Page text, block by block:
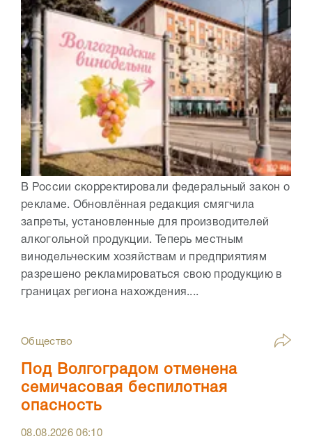
В России скорректировали федеральный закон о
рекламе. Обновлённая редакция смягчила
запреты, установленные для производителей
алкогольной продукции. Теперь местным
винодельческим хозяйствам и предприятиям
разрешено рекламироваться свою продукцию в
границах региона нахождения....
Общество
Под Волгоградом отменена
семичасовая беспилотная
опасность
08.08.202606:10